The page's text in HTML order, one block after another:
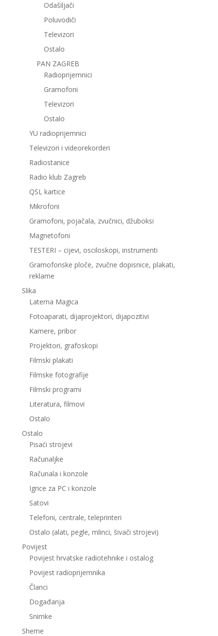
Odašiljači
Poluvodiči
Televizori
Ostalo
PAN ZAGREB
Radioprijemnici
Gramofoni
Televizori
Ostalo
YU radioprijemnici
Televizori i videorekorderi
Radiostanice
Radio klub Zagreb
QSL kartice
Mikrofoni
Gramofoni, pojačala, zvučnici, džuboksi
Magnetofoni
TESTERI – cijevi, osciloskopi, instrumenti
Gramofonske ploče, zvučne dopisnice, plakati,
reklame
Slika
Laterna Magica
Fotoaparati, dijaprojektori, dijapozitivi
Kamere, pribor
Projektori, grafoskopi
Filmski plakati
Filmske fotografije
Filmski programi
Literatura, filmovi
Ostalo
Ostalo
Pisaći strojevi
Računaljke
Računala i konzole
Igrice za PC i konzole
Satovi
Telefoni, centrale, teleprinteri
Ostalo (alati, pegle, mlinci, šivači strojevi)
Povijest
Povijest hrvatske radiotehnike i ostalog
Povijest radioprijemnika
Članci
Događanja
Snimke
Sheme